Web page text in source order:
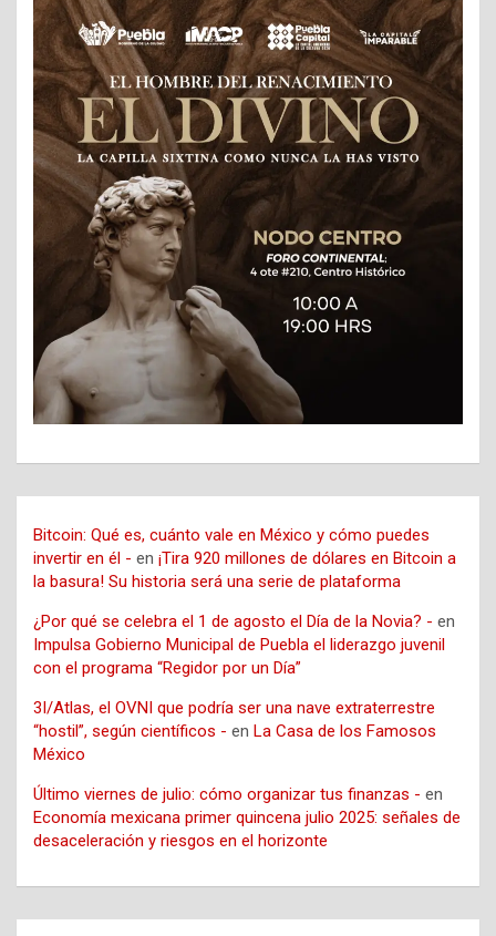
Bitcoin: Qué es, cuánto vale en México y cómo puedes
invertir en él - en ¡Tira 920 millones de dólares en Bitcoin a
la basura! Su historia será una serie de plataforma
¿Por qué se celebra el 1 de agosto el Día de la Novia? - en
Impulsa Gobierno Municipal de Puebla el liderazgo juvenil
con el programa “Regidor por un Día”
3I/Atlas, el OVNI que podría ser una nave extraterrestre
“hostil”, según científicos - en La Casa de los Famosos
México
Último viernes de julio: cómo organizar tus finanzas - en
Economía mexicana primer quincena julio 2025: señales de
desaceleración y riesgos en el horizonte